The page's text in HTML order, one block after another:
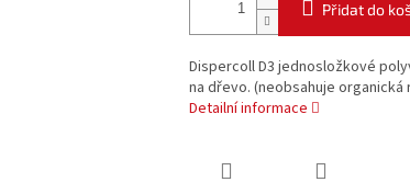
Přidat do
Dispercoll D3 jednosložkové
na dřevo. (neobsahuje
Detailní informace